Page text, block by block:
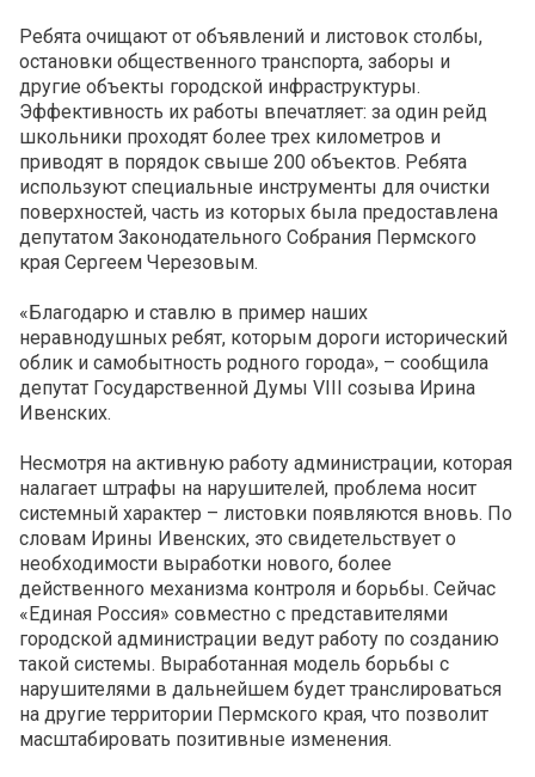
Ребята очищают от объявлений и листовок столбы,
остановки общественного транспорта, заборы и
другие объекты городской инфраструктуры.
Эффективность их работы впечатляет: за один рейд
школьники проходят более трех километров и
приводят в порядок свыше 200 объектов. Ребята
используют специальные инструменты для очистки
поверхностей, часть из которых была предоставлена
депутатом Законодательного Собрания Пермского
края Сергеем Черезовым.
«Благодарю и ставлю в пример наших
неравнодушных ребят, которым дороги исторический
облик и самобытность родного города», – сообщила
депутат Государственной Думы VIII созыва Ирина
Ивенских.
Несмотря на активную работу администрации, которая
налагает штрафы на нарушителей, проблема носит
системный характер – листовки появляются вновь. По
словам Ирины Ивенских, это свидетельствует о
необходимости выработки нового, более
действенного механизма контроля и борьбы. Сейчас
«Единая Россия» совместно с представителями
городской администрации ведут работу по созданию
такой системы. Выработанная модель борьбы с
нарушителями в дальнейшем будет транслироваться
на другие территории Пермского края, что позволит
масштабировать позитивные изменения.